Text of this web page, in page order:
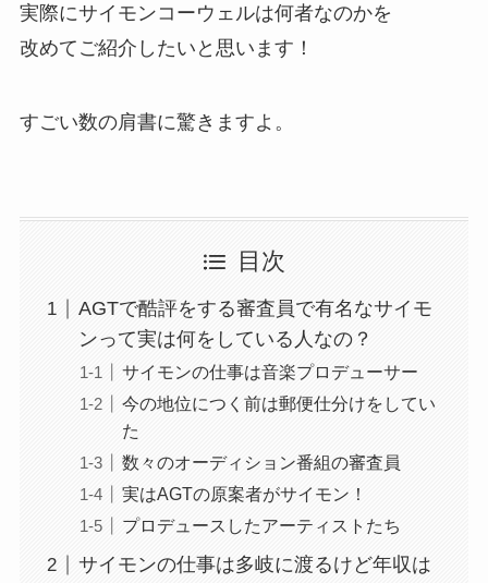
実際にサイモンコーウェルは何者なのかを
改めてご紹介したいと思います！
すごい数の肩書に驚きますよ。
目次
AGTで酷評をする審査員で有名なサイモ
ンって実は何をしている人なの？
サイモンの仕事は音楽プロデューサー
今の地位につく前は郵便仕分けをしてい
た
数々のオーディション番組の審査員
実はAGTの原案者がサイモン！
プロデュースしたアーティストたち
サイモンの仕事は多岐に渡るけど年収は